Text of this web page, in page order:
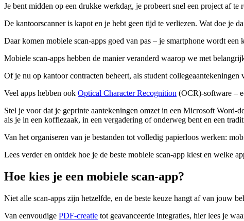
Je bent midden op een drukke werkdag, je probeert snel een project af
De kantoor­scanner is kapot en je hebt geen tijd te verliezen. Wat doe je
Daar komen mobiele scan-apps goed van pas – je smartphone wordt
Mobiele scan-apps hebben de manier veranderd waarop we met
Of je nu op kantoor contracten beheert, als student
Veel apps hebben ook Optical Character Recognition (OCR)-software –
Stel je voor dat je geprinte aantekeningen omzet in een Microsoft Word-
als je in een koffiezaak, in een vergadering of onderweg bent en een
Van het organiseren van je bestanden tot volledig papierloos werken:
Lees verder en ontdek hoe je de beste mobiele scan-app kiest en welke
Hoe kies je een mobiele scan-app?
Niet alle scan-apps zijn hetzelfde, en de beste keuze hangt af van jouw
Van eenvoudige PDF-creatie tot geavanceerde integraties, hier lees je